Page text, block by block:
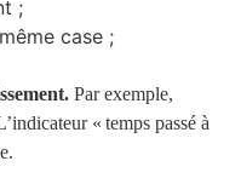
;
case ;
Par exemple,
« temps passé à